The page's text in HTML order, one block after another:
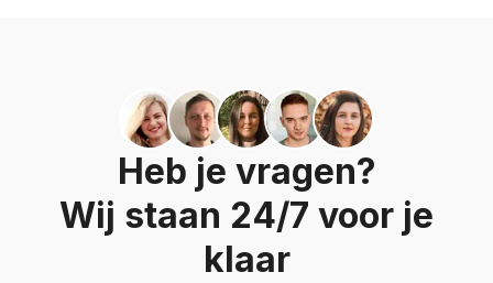
Heb je vragen?
Wij staan 24/7 voor je
klaar